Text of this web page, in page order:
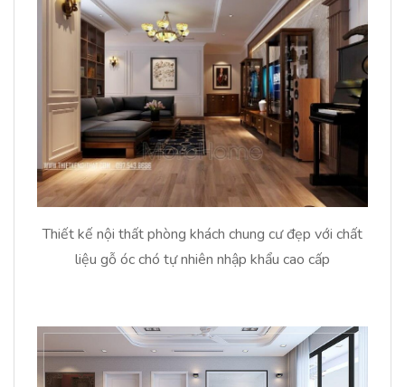
Thiết kế nội thất phòng khách chung cư đẹp với chất
liệu gỗ óc chó tự nhiên nhập khẩu cao cấp